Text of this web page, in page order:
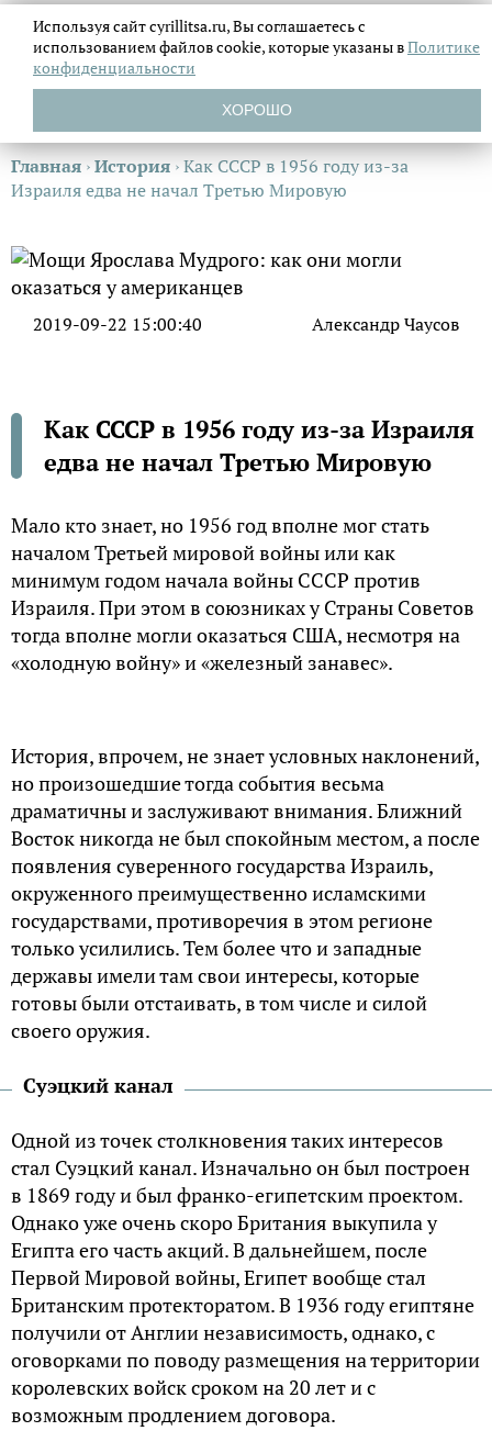
Главная ›История ›Как СССР в 1956 году из-за
Израиля едва не начал Третью Мировую
2019-09-22 15:00:40 Александр Чаусов
Как СССР в 1956 году из-за Израиля
едва не начал Третью Мировую
Мало кто знает, но 1956 год вполне мог стать
началом Третьей мировой войны или как
минимум годом начала войны СССР против
Израиля. При этом в союзниках у Страны Советов
тогда вполне могли оказаться США, несмотря на
«холодную войну» и «железный занавес».
История, впрочем, не знает условных наклонений,
но произошедшие тогда события весьма
драматичны и заслуживают внимания. Ближний
Восток никогда не был спокойным местом, а после
появления суверенного государства Израиль,
окруженного преимущественно исламскими
государствами, противоречия в этом регионе
только усилились. Тем более что и западные
державы имели там свои интересы, которые
готовы были отстаивать, в том числе и силой
своего оружия.
Суэцкий канал
Одной из точек столкновения таких интересов
стал Суэцкий канал. Изначально он был построен
в 1869 году и был франко-египетским проектом.
Однако уже очень скоро Британия выкупила у
Египта его часть акций. В дальнейшем, после
Первой Мировой войны, Египет вообще стал
Британским протекторатом. В 1936 году египтяне
получили от Англии независимость, однако, с
оговорками по поводу размещения на территории
королевских войск сроком на 20 лет и с
возможным продлением договора.
Используя сайт cyrillitsa.ru, Вы соглашаетесь с
использованием файловcookie, которые указаны вПолитике
конфиденциальности
ХОРОШО